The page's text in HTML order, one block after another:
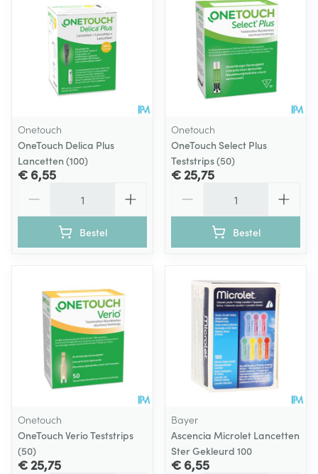
Onetouch
OneTouch Delica Plus
Lancetten (100)
€ 6,55
Bestel
Onetouch
OneTouch Select Plus
Teststrips (50)
€ 25,75
Bestel
Onetouch
OneTouch Verio Teststrips
(50)
€ 25,75
Bayer
Ascencia Microlet Lancetten
Ster Gekleurd 100
€ 6,55